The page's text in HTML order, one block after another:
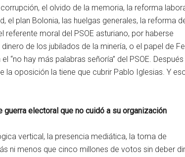
el olvido de la memoria, la reforma
el plan Bolonia, las huelgas generales, la reforma
referente moral del PSOE asturiano, por haberse
de los jubilados de la minería, o el papel de
“no hay más palabras señoría” del PSOE. Después
oposición la tiene que cubrir Pablo Iglesias. Y
guerra electoral que no cuidó a su organización
vertical, la presencia mediática, la toma de
ni menos que cinco millones de votos sin deber